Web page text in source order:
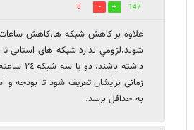
147
8
علاوه بر كاهش شبكه ها،كاهش
شوند،لزومي ندارد شبكه هاى استانى
داشته
زمانى برايشان تعريف شود تا بودجه و
به حداقل برسد.